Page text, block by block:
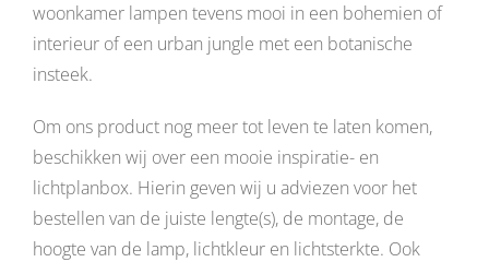
woonkamer lampen tevens mooi in een bohemien of
interieur of een urban jungle met een botanische
insteek.
Om ons product nog meer tot leven te laten komen,
beschikken wij over een mooie inspiratie- en
lichtplanbox. Hierin geven wij u adviezen voor het
bestellen van de juiste lengte(s), de montage, de
hoogte van de lamp, lichtkleur en lichtsterkte. Ook